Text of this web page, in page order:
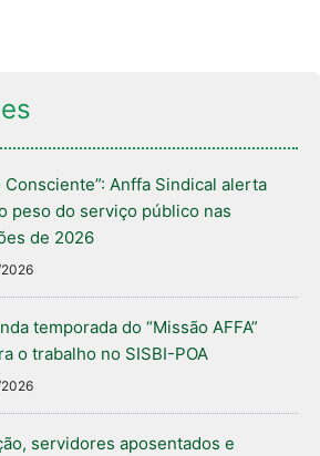
Consciente”: Anffa Sindical alerta
peso do serviço público nas
de 2026
temporada do “Missão AFFA”
o trabalho no SISBI-POA
servidores aposentados e